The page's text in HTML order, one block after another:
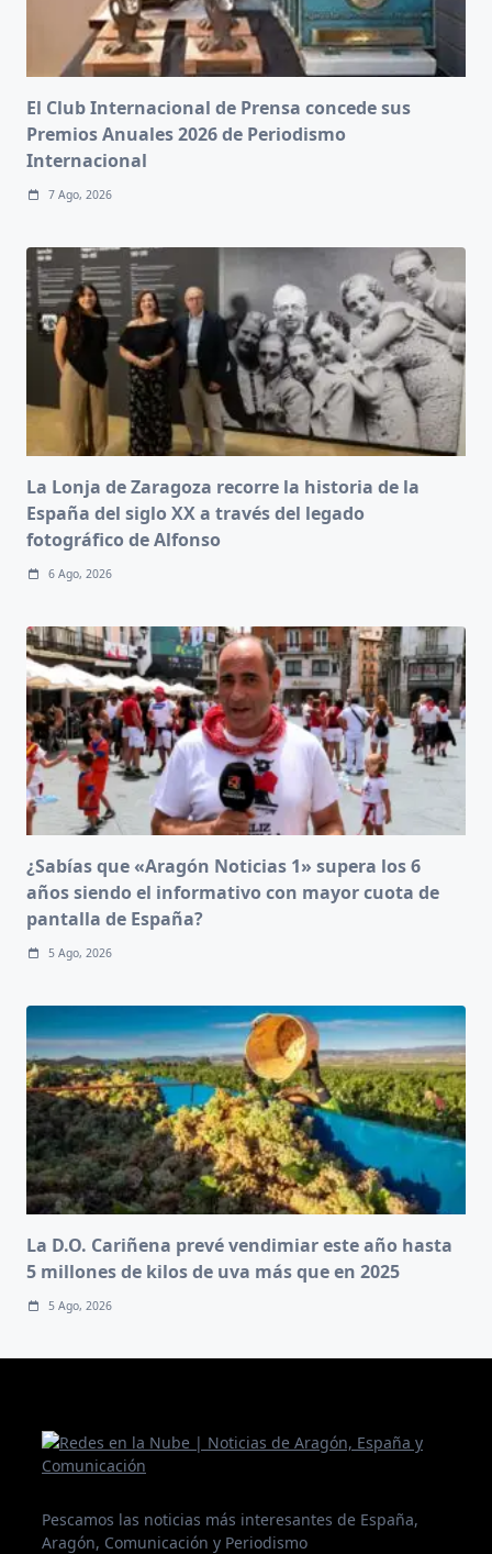
El Club Internacional de Prensa concede sus
Premios Anuales 2026 de Periodismo
Internacional
7 Ago, 2026
La Lonja de Zaragoza recorre la historia de la
España del siglo XX a través del legado
fotográfico de Alfonso
6 Ago, 2026
¿Sabías que «Aragón Noticias 1» supera los 6
años siendo el informativo con mayor cuota de
pantalla de España?
5 Ago, 2026
La D.O. Cariñena prevé vendimiar este año hasta
5 millones de kilos de uva más que en 2025
5 Ago, 2026
Pescamos las noticias más interesantes de España,
Aragón, Comunicación y Periodismo